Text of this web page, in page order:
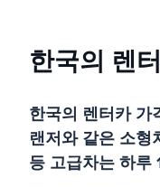
한국의 렌
한국의 렌터카 가
랜저와 같은 소
등 고급차는 하루